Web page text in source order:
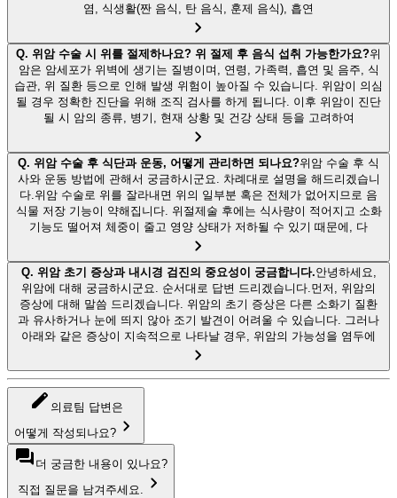
염, 식생활(짠 음식, 탄 음식, 훈제 음식), 흡연
Q. 위암 수술 시 위를 절제하나요? 위 절제 후 음식 섭취 가능한가요?위
암은 암세포가 위벽에 생기는 질병이며, 연령, 가족력, 흡연 및 음주, 식
습관, 위 질환 등으로 인해 발생 위험이 높아질 수 있습니다. 위암이 의심
될 경우 정확한 진단을 위해 조직 검사를 하게 됩니다. 이후 위암이 진단
될 시 암의 종류, 병기, 현재 상황 및 건강 상태 등을 고려하여
Q. 위암 수술 후 식단과 운동, 어떻게 관리하면 되나요?위암 수술 후 식
사와 운동 방법에 관해서 궁금하시군요. 차례대로 설명을 해드리겠습니
다.위암 수술로 위를 잘라내면 위의 일부분 혹은 전체가 없어지므로 음
식물 저장 기능이 약해집니다. 위절제술 후에는 식사량이 적어지고 소화
기능도 떨어져 체중이 줄고 영양 상태가 저하될 수 있기 때문에, 다
Q. 위암 초기 증상과 내시경 검진의 중요성이 궁금합니다.안녕하세요,
위암에 대해 궁금하시군요. 순서대로 답변 드리겠습니다.먼저, 위암의
증상에 대해 말씀 드리겠습니다. 위암의 초기 증상은 다른 소화기 질환
과 유사하거나 눈에 띄지 않아 조기 발견이 어려울 수 있습니다. 그러나
아래와 같은 증상이 지속적으로 나타날 경우, 위암의 가능성을 염두에
의료팀 답변은
어떻게 작성되나요?
더 궁금한 내용이 있나요?
직접 질문을 남겨주세요.